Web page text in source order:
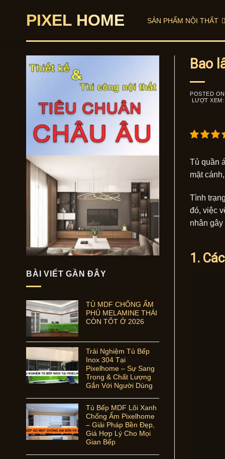
PIXEL HOME SẢN PHẨM NỘI THẤT
BÀI VIẾT GẦN ĐÂY
TỦ MDF CHỐNG ẨM
PHỦ MELAMINE THÁI
CÒN TỐT Ở 2026
Trải Nghiệm Tủ Bếp
Inox 304 Tại
Pixelhome – Sự Sang
Trọng & Chất Lượng
Gắn Với Người Dùng
Tủ Bếp MDF Lõi Xanh
Chống Ẩm Pixelhome
– Giải Pháp Bền Đẹp,
Giá Hợp Lý Cho Mọi
Gian Bếp
Bao
POSTED
LƯỢT XEM:
Tủ quần
mặt
Tình
đó, việc
nhân
1.